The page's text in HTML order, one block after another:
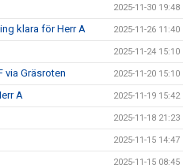
2025-11-30 19:48
klara för Herr A 2025-11-26 11:40
2025-11-24 15:10
via Gräsroten 2025-11-20 15:10
A 2025-11-19 15:42
2025-11-18 21:23
2025-11-15 14:47
2025-11-15 08:45